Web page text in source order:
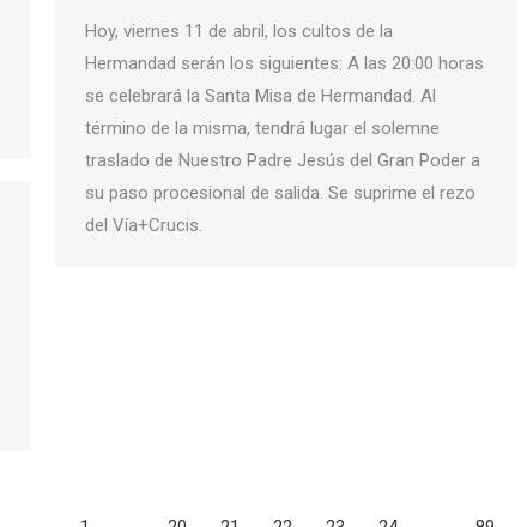
Hoy, viernes 11 de abril, los cultos de la
Hermandad serán los siguientes: A las 20:00 horas
se celebrará la Santa Misa de Hermandad. Al
término de la misma, tendrá lugar el solemne
traslado de Nuestro Padre Jesús del Gran Poder a
su paso procesional de salida. Se suprime el rezo
del Vía+Crucis.